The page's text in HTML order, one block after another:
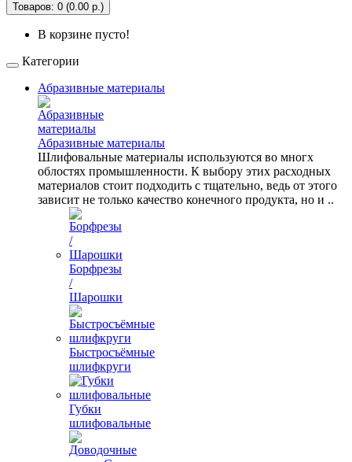
Товаров: 0 (0.00 р.)
В корзине пусто!
Категории
Абразивные материалы
Абразивные материалы
Шлифовальные материалы используются во многх
облостях промышленности. К выбору этих расходных
материалов стоит подходить с тщательно, ведь от этого
зависит не только качество конечного продукта, но и ..
Борфрезы
/
Шарошки
Быстросъёмные
шлифкруги
Губки
шлифовальные